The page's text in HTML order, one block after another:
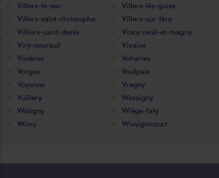
Villers-le-sec
Villers-lès-guise
Villers-saint-christophe
Villers-sur-fère
Villiers-saint-denis
Vincy-reuil-et-magny
Viry-noureuil
Vivaise
Vivières
Voharies
Vorges
Voulpaix
Voyenne
Vregny
Vuillery
Wassigny
Watigny
Wiège-faty
Wimy
Wissignicourt